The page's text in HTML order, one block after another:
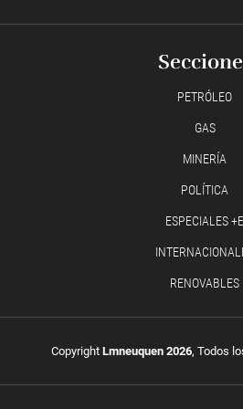
PETRÓLEO
GAS
MINERÍA
POLÍTICA
ESPECIALES +E
RENOVABLES
Copyright Lmneuquen 2026, Todos